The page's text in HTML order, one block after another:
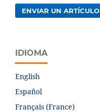
ENVIAR UN ARTÍCULO
IDIOMA
English
Español
Français (France)